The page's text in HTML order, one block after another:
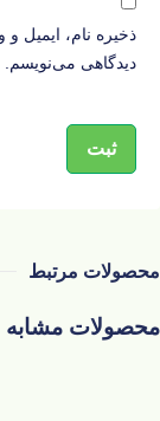
ذخیره نام، ایمیل
دیدگاهی می‌نویسم.
محصولات مرتبط
محصولات مشابه